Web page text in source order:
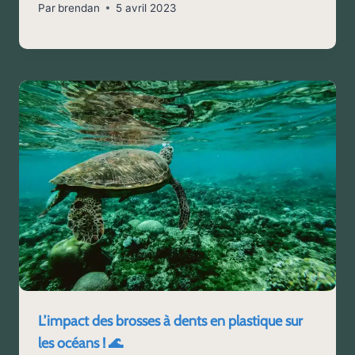
Par brendan 5 avril 2023
L’impact des brosses à dents en plastique sur
les océans ! 🌊